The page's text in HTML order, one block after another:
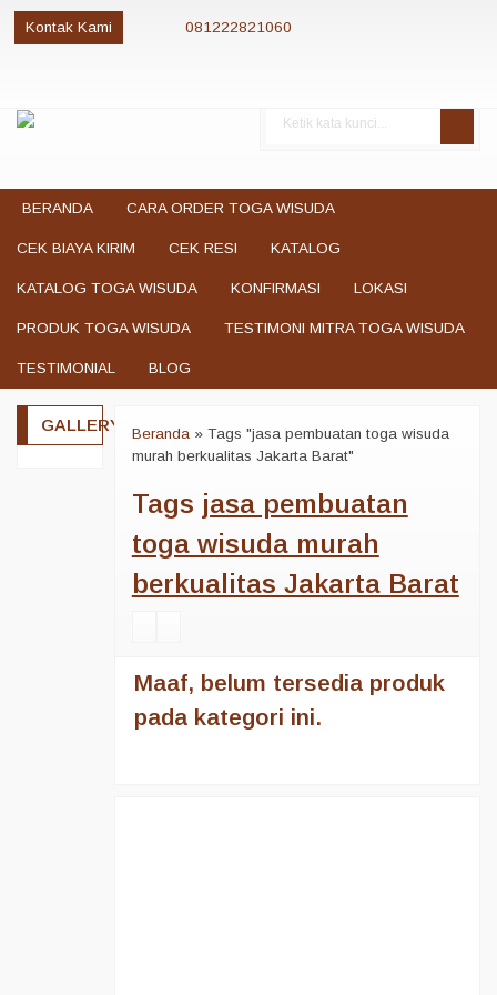
Kontak Kami 081222821060
BERANDA
CARA ORDER TOGA WISUDA
CEK BIAYA KIRIM CEK RESI KATALOG
KATALOG TOGA WISUDA KONFIRMASI LOKASI
PRODUK TOGA WISUDA TESTIMONI MITRA TOGA WISUDA
TESTIMONIAL BLOG
Beranda» Tags "jasa pembuatan toga wisuda
murah berkualitas Jakarta Barat"
Tags jasa pembuatan
toga wisuda murah
berkualitas Jakarta Barat
Maaf, belum tersedia produk
pada kategori ini.
GALLERY